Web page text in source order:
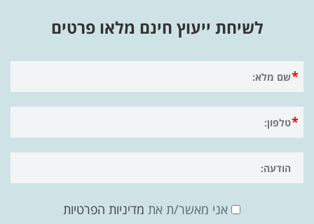
לשיחת ייעוץ חינם מלאו פרטים
אני מאשר/ת את מדיניות הפרטיות